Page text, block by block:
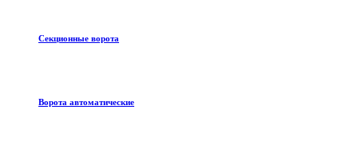
Секционные ворота
Ворота автоматические